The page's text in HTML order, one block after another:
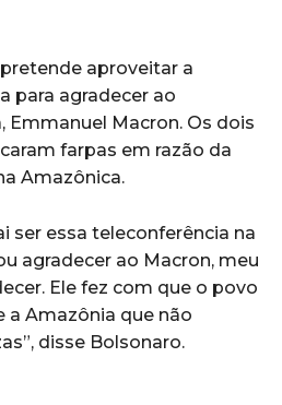
aproveitar a
para agradecer ao
Emmanuel Macron. Os dois
farpas em razão da
Amazônica.
ser essa teleconferência na
agradecer ao Macron, meu
Ele fez com que o povo
a Amazônia que não
disse Bolsonaro.